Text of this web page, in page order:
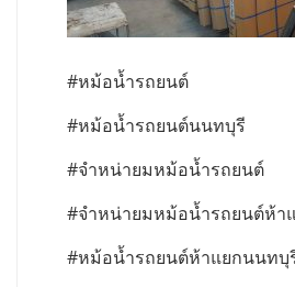
#หม้อน้ำรถยนต์
#หม้อน้ำรถยนต์นนทบุรี
#จำหน่ายมหม้อน้ำรถยนต์
#จำหน่ายมหม้อน้ำรถยนต์ห้า
#หม้อน้ำรถยนต์ห้าแยกนนทบุ